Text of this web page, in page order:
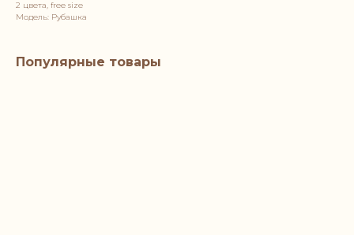
2 цвета, free size
Модель: Рубашка
Популярные товары